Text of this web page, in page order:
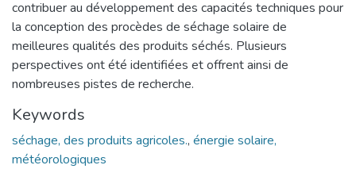
contribuer au développement des capacités techniques pour
la conception des procèdes de séchage solaire de
meilleures qualités des produits séchés. Plusieurs
perspectives ont été identifiées et offrent ainsi de
nombreuses pistes de recherche.
Keywords
séchage, des produits agricoles., énergie solaire,
météorologiques